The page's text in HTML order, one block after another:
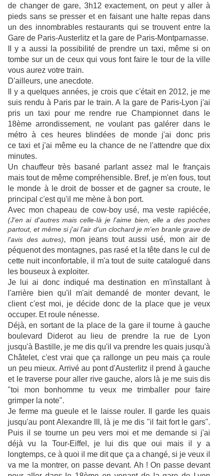
de changer de gare, 3h12 exactement, on peut y aller à
pieds sans se presser et en faisant une halte repas dans
un des innombrables restaurants qui se trouvent entre la
Gare de Paris-Austerlitz et la gare de Paris-Montparnasse.
Il y a aussi la possibilité de prendre un taxi, même si on
tombe sur un de ceux qui vous font faire le tour de la ville
vous aurez votre train.
D'ailleurs, une anecdote.
Il y a quelques années, je crois que c'était en 2012, je me
suis rendu à Paris par le train. A la gare de Paris-Lyon j'ai
pris un taxi pour me rendre rue Championnet dans le
18ème arrondissement, ne voulant pas galérer dans le
métro à ces heures blindées de monde j'ai donc pris
ce taxi et j'ai même eu la chance de ne l'attendre que dix
minutes.
Un chauffeur très basané parlant assez mal le français
mais tout de même compréhensible. Bref, je m'en fous, tout
le monde à le droit de bosser et de gagner sa croute, le
principal c'est qu'il me mène à bon port.
Avec mon chapeau de cow-boy usé, ma veste rapiécée,
(J'en ai d'autres mais celle-là je l'aime bien, elle a des poches
partout, et même si j'ai l'air d'un clochard je m'en branle grave de
l'avis des autres), mon jeans tout aussi usé, mon air de
péquenot des montagnes, pas rasé et la tête dans le cul de
cette nuit inconfortable, il m'a tout de suite catalogué dans
les bouseux à exploiter.
Je lui ai donc indiqué ma destination en m'installant à
l'arrière bien qu'il m'ait demandé de monter devant, le
client c'est moi, je décide donc de la place que je veux
occuper. Et roule nénesse.
Déjà, en sortant de la place de la gare il tourne à gauche
boulevard Diderot au lieu de prendre la rue de Lyon
jusqu'à Bastille, je me dis qu'il va prendre les quais jusqu'à
Châtelet, c'est vrai que ça rallonge un peu mais ça roule
un peu mieux. Arrivé au pont d'Austerlitz il prend à gauche
et le traverse pour aller rive gauche, alors là je me suis dis
"toi mon bonhomme tu veux me trimballer pour faire
grimper la note".
Je ferme ma gueule et le laisse rouler. Il garde les quais
jusqu'au pont Alexandre III, là je me dis "il fait fort le gars".
Puis il se tourne un peu vers moi et me demande si j'ai
déjà vu la Tour-Eiffel, je lui dis que oui mais il y a
longtemps, ce à quoi il me dit que ça a changé, si je veux il
va me la montrer, on passe devant. Ah ! On passe devant